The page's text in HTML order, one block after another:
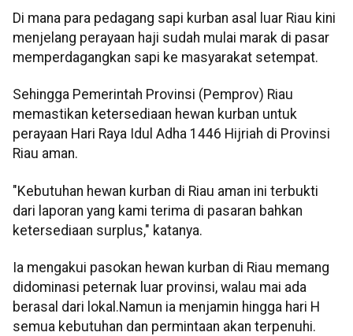
Di mana para pedagang sapi kurban asal luar Riau kini
menjelang perayaan haji sudah mulai marak di pasar
memperdagangkan sapi ke masyarakat setempat.
Sehingga Pemerintah Provinsi (Pemprov) Riau
memastikan ketersediaan hewan kurban untuk
perayaan Hari Raya Idul Adha 1446 Hijriah di Provinsi
Riau aman.
"Kebutuhan hewan kurban di Riau aman ini terbukti
dari laporan yang kami terima di pasaran bahkan
ketersediaan surplus," katanya.
Ia mengakui pasokan hewan kurban di Riau memang
didominasi peternak luar provinsi, walau mai ada
berasal dari lokal.Namun ia menjamin hingga hari H
semua kebutuhan dan permintaan akan terpenuhi.